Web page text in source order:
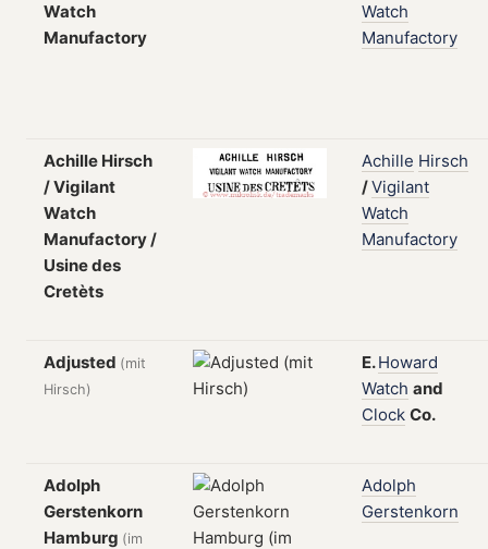
Watch
Manufactory
Watch
Manufactory
Achille Hirsch
/ Vigilant
Watch
Manufactory /
Usine des
Cretèts
Achille Hirsch
/Vigilant
Watch
Manufactory
Adjusted (mit
Hirsch)
E.Howard
Watch and
Clock Co.
Adolph
Gerstenkorn
Hamburg (im
Adolph
Gerstenkorn